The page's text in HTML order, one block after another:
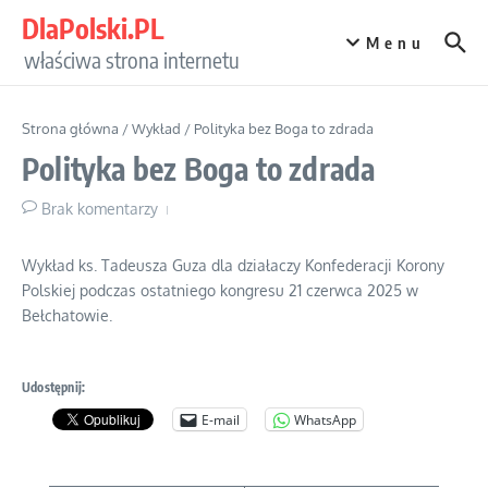
DlaPolski.PL
właściwa strona internetu
Menu
Strona główna /Wykład / Polityka bez Boga to zdrada
Polityka bez Boga to zdrada
Brak komentarzy
Wykład ks. Tadeusza Guza dla działaczy Konfederacji Korony
Polskiej podczas ostatniego kongresu 21 czerwca 2025 w
Bełchatowie.
Udostępnij:
E-mail WhatsApp